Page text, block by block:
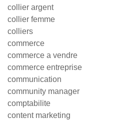
collier argent
collier femme
colliers
commerce
commerce a vendre
commerce entreprise
communication
community manager
comptabilite
content marketing